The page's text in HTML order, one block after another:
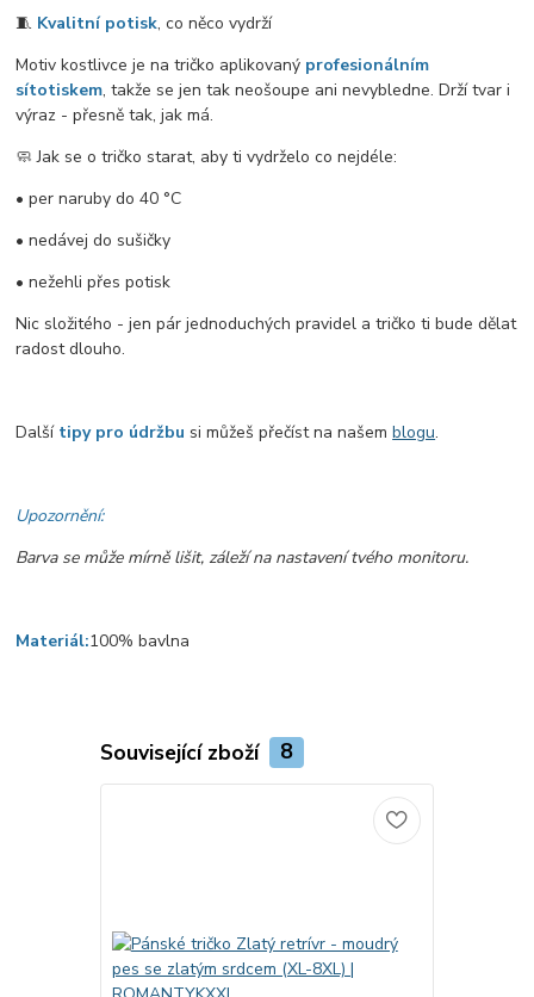
🧵 Kvalitní potisk, co něco vydrží
Motiv kostlivce je na tričko aplikovaný profesionálním
sítotiskem, takže se jen tak neošoupe ani nevybledne. Drží tvar i
výraz - přesně tak, jak má.
🧼 Jak se o tričko starat, aby ti vydrželo co nejdéle:
• per naruby do 40 °C
• nedávej do sušičky
• nežehli přes potisk
Nic složitého - jen pár jednoduchých pravidel a tričko ti bude dělat
radost dlouho.
Další tipy pro údržbu si můžeš přečíst na našemblogu.
Upozornění:
Barva se může mírně lišit, záleží na nastavení tvého monitoru.
Materiál:100% bavlna
Související zboží 8